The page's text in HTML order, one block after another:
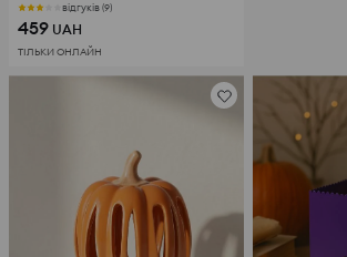
відгуків (9)
459 UAH
ТІЛЬКИ ОНЛАЙН